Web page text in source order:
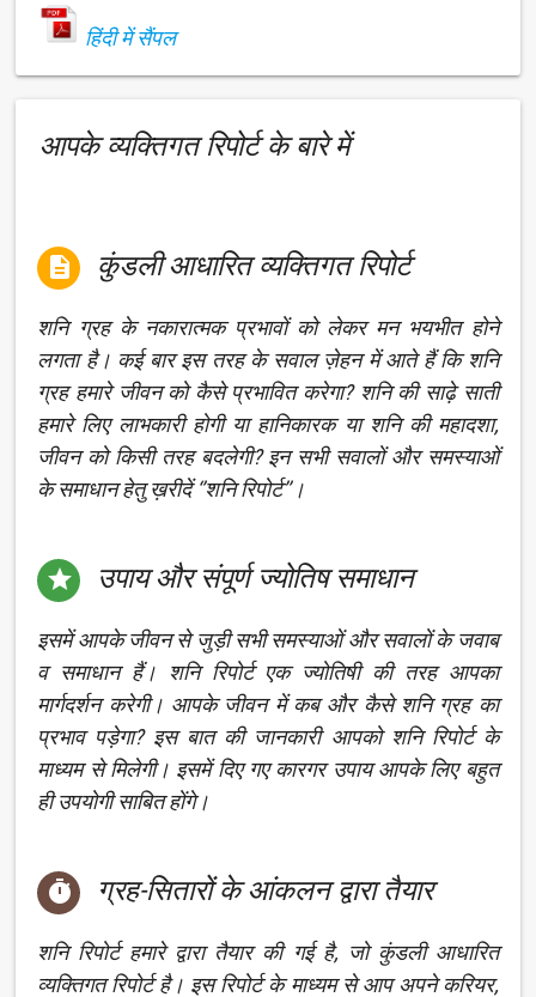
हिंदी में सैंपल
आपके व्यक्तिगत रिपोर्ट के बारे में
 कुंडली आधारित व्यक्तिगत रिपोर्ट
शनि ग्रह के नकारात्मक प्रभावों को लेकर मन भयभीत होने
लगता है। कई बार इस तरह के सवाल ज़ेहन में आते हैं कि शनि
ग्रह हमारे जीवन को कैसे प्रभावित करेगा? शनि की साढ़े साती
हमारे लिए लाभकारी होगी या हानिकारक या शनि की महादशा,
जीवन को किसी तरह बदलेगी? इन सभी सवालों और समस्याओं
के समाधान हेतु ख़रीदें ‘’शनि रिपोर्ट’’।
 उपाय और संपूर्ण ज्योतिष समाधान
इसमें आपके जीवन से जुड़ी सभी समस्याओं और सवालों के जवाब
व समाधान हैं। शनि रिपोर्ट एक ज्योतिषी की तरह आपका
मार्गदर्शन करेगी। आपके जीवन में कब और कैसे शनि ग्रह का
प्रभाव पड़ेगा? इस बात की जानकारी आपको शनि रिपोर्ट के
माध्यम से मिलेगी। इसमें दिए गए कारगर उपाय आपके लिए बहुत
ही उपयोगी साबित होंगे।
 ग्रह-सितारों के आंकलन द्वारा तैयार
शनि रिपोर्ट हमारे द्वारा तैयार की गई है, जो कुंडली आधारित
व्यक्तिगत रिपोर्ट है। इस रिपोर्ट के माध्यम से आप अपने करियर,